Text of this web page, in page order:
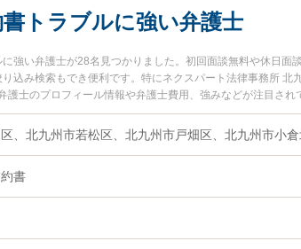
トラブルに強い弁護士
強い弁護士が28名見つかりました。初回面談無料や休日
込み検索もでき便利です。特にネクスパート法律事務所
護士のプロフィール情報や弁護士費用、強みなどが注目さ
誓約書トラブルのトラブル解決の実績豊富な近くの弁護
困りの相談者さんにおすすめです。
書